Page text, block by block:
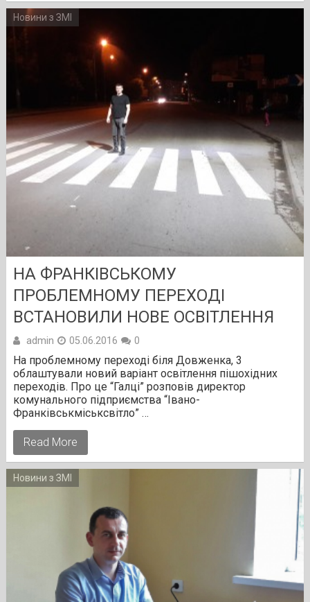
Новини з ЗМІ
НА ФРАНКІВСЬКОМУ
ПРОБЛЕМНОМУ ПЕРЕХОДІ
ВСТАНОВИЛИ НОВЕ ОСВІТЛЕННЯ
admin 05.06.2016 0
На проблемному переході біля Довженка, 3
облаштували новий варіант освітлення пішохідних
переходів. Про це “Галці” розповів директор
комунального підприємства “Івано-
Франківськміськсвітло” …
Read More
Новини з ЗМІ